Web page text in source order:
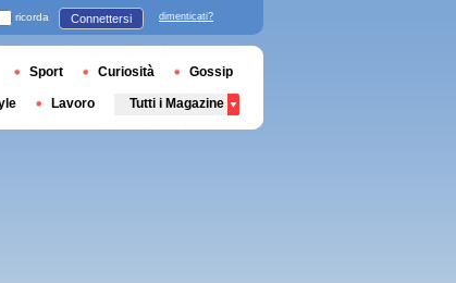
ricorda Connettersi dimenticati?
Sport Curiosità Gossip
Lavoro Tutti i Magazine